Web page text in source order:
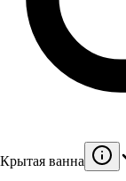
Крытая ванна